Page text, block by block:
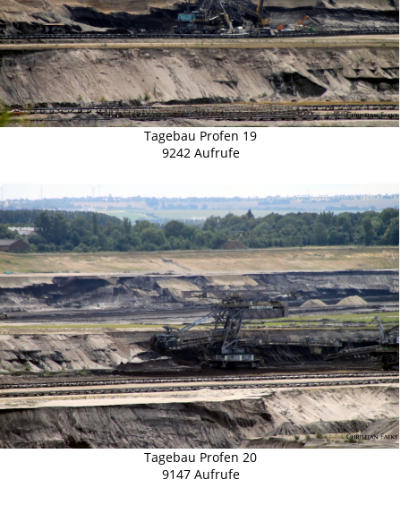
Tagebau Profen 19
9242 Aufrufe
Tagebau Profen 20
9147 Aufrufe